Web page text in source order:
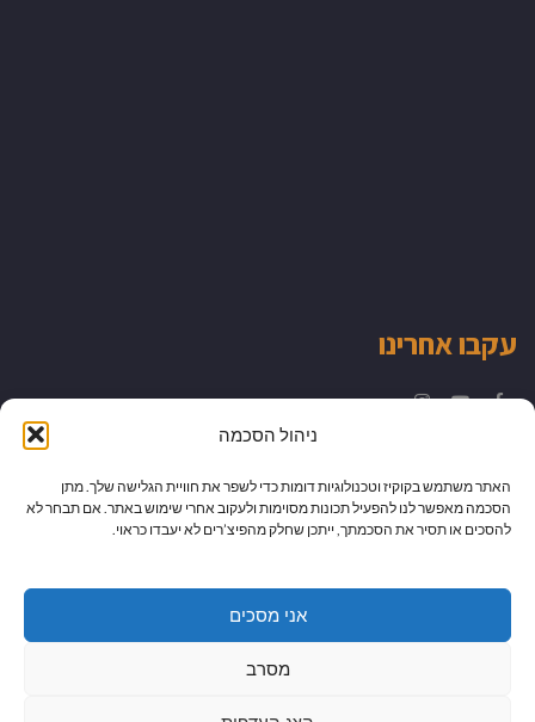
ניהול הסכמה
האתר משתמש בקוקיז וטכנולוגיות דומות כדי לשפר את חוויית הגלישה שלך. מתן
הסכמה מאפשר לנו להפעיל תכונות מסוימות ולעקוב אחרי שימוש באתר. אם תבחר לא
להסכים או תסיר את הסכמתך, ייתכן שחלק מהפיצ’רים לא יעבדו כראוי.
אני מסכים
מסרב
עקבו אחרינו